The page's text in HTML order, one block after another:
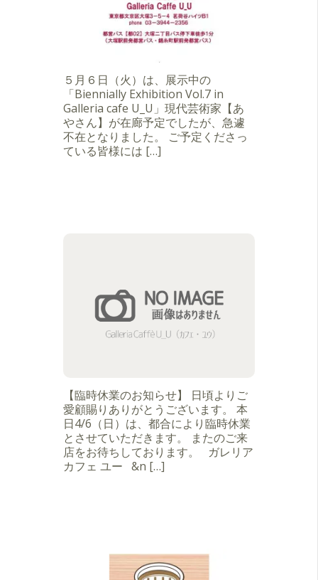
５月６日（火）は、展示中の
「Biennially Exhibition Vol.7 in
Galleria cafe U_U」現代芸術家【あ
やさん】が在廊予定でしたが、急遽
不在となりました。 ご予定くださっ
ている皆様には […]
【臨時休業のお知らせ】 日頃よりご
愛顧賜りありがとうございます。 本
日4/6（日）は、都合により臨時休業
とさせていただきます。 またのご来
店をお待ちしております。 ガレリア
カフェ ユー &n […]